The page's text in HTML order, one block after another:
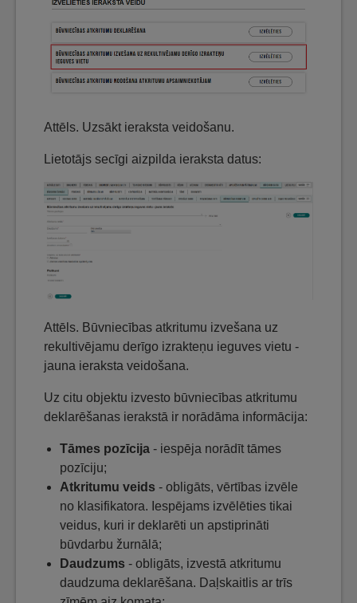
Attēls. Uzsākt ieraksta veidošanu.
Lietotājs secīgi aizpilda ieraksta datus:
Attēls. Būvniecības atkritumu izvešana uz
rekultivējamu derīgo izrakteņu ieguves vietu -
jauna ieraksta veidošana.
Uz citu objektu izvesto būvniecības atkritumu
deklarēšanas ierakstā ir norādāma informācija:
Tāmes pozīcija - iespēja norādīt tāmes
pozīciju;
Atkritumu veids - obligāts, vērtības izvēle
no klasifikatora. Iespējams izvēlēties tikai
veidus, kuri ir deklarēti un apstiprināti
būvdarbu žurnālā;
Daudzums - obligāts, izvestā atkritumu
daudzuma deklarēšana. Daļskaitlis ar trīs